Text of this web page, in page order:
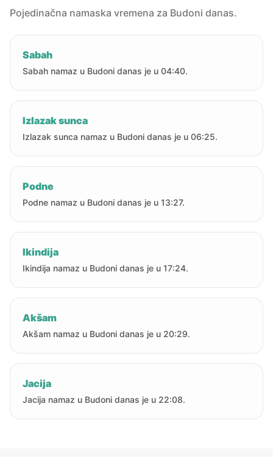
Pojedinačna namaska vremena za Budoni danas.
Sabah
Sabah namaz u Budoni danas je u 04:40.
Izlazak sunca
Izlazak sunca namaz u Budoni danas je u 06:25.
Podne
Podne namaz u Budoni danas je u 13:27.
Ikindija
Ikindija namaz u Budoni danas je u 17:24.
Akšam
Akšam namaz u Budoni danas je u 20:29.
Jacija
Jacija namaz u Budoni danas je u 22:08.